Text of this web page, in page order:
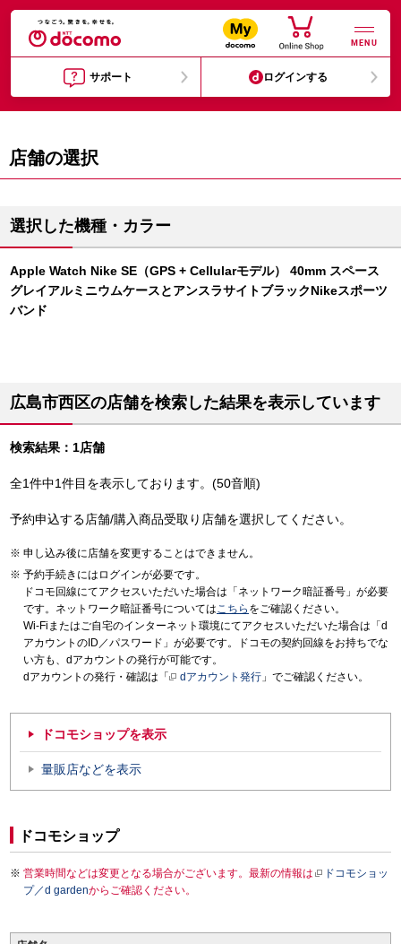
MENU
サポート ログインする
店舗の選択
選択した機種・カラー
Apple Watch Nike SE（GPS + Cellularモデル） 40mm スペース
グレイアルミニウムケースとアンスラサイトブラックNikeスポーツ
バンド
広島市西区の店舗を検索した結果を表示しています
検索結果：1店舗
全1件中1件目を表示しております。(50音順)
予約申込する店舗/購入商品受取り店舗を選択してください。
申し込み後に店舗を変更することはできません。
予約手続きにはログインが必要です。
ドコモ回線にてアクセスいただいた場合は「ネットワーク暗証番号」が必要
です。ネットワーク暗証番号についてはこちら をご確認ください。
Wi-Fiまたはご自宅のインターネット環境にてアクセスいただいた場合は「d
アカウントのID／パスワード」が必要です。ドコモの契約回線をお持ちでな
い方も、dアカウントの発行が可能です。
dアカウントの発行・確認は「
dアカウント発行 」でご確認ください。
ドコモショップを表示
量販店などを表示
ドコモショップ
営業時間などは変更となる場合がございます。最新の情報は
ドコモショッ
プ／d gardenからご確認ください。